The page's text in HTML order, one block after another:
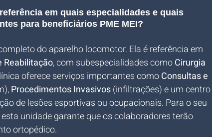
em quais especialidades e quais
para beneficiários PME MEI?
do aparelho locomotor. Ela é referência em
Reabilitação, com subespecialidades como Cirurgia
oferece serviços importantes como Consultas e
Procedimentos Invasivos (infiltrações) e um centro
de lesões esportivas ou ocupacionais. Para o seu
esta unidade garante que os colaboradores terão
ortopédico.